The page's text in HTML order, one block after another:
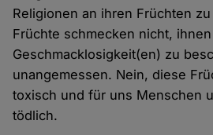
Religionen an ihren Früchten
Früchte schmecken nicht,
Geschmacklosigkeit(en) zu
unangemessen. Nein, diese
toxisch und für uns Menschen
tödlich.